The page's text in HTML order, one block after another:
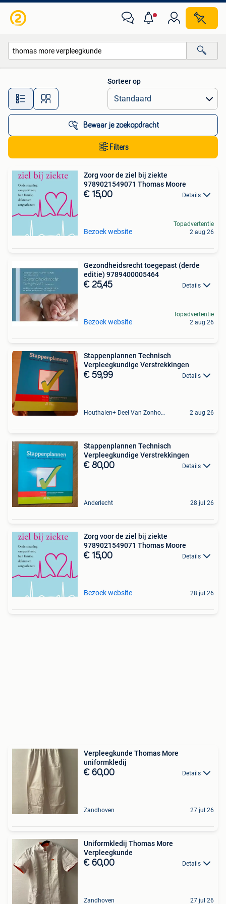
Alle afstanden…
Sorteer op
Bewaar je zoekopdracht
Filters
Zorg voor de ziel bij ziekte
9789021549071 Thomas Moore
€ 15,00 Details
Bezoek website
Topadvertentie
2 aug 26
Gezondheidsrecht toegepast (derde
editie) 9789400005464
€ 25,45 Details
Bezoek website
Topadvertentie
2 aug 26
Stappenplannen Technisch
Verpleegkundige Verstrekkingen
€ 59,99 Details
Houthalen+ Deel Van Zonhoven En Zolder 2 aug 26
Stappenplannen Technisch
Verpleegkundige Verstrekkingen
€ 80,00 Details
Anderlecht 28 jul 26
Zorg voor de ziel bij ziekte
9789021549071 Thomas Moore
€ 15,00 Details
Bezoek website 28 jul 26
Verpleegkunde Thomas More
uniformkledij
€ 60,00 Details
Zandhoven 27 jul 26
Uniformkledij Thomas More
Verpleegkunde
€ 60,00 Details
Zandhoven 27 jul 26